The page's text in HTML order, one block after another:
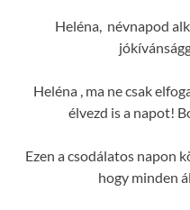
Heléna, névnapod
Heléna , ma ne csak
élvezd is a napot!
Ezen a csodálatos napon
hogy minden